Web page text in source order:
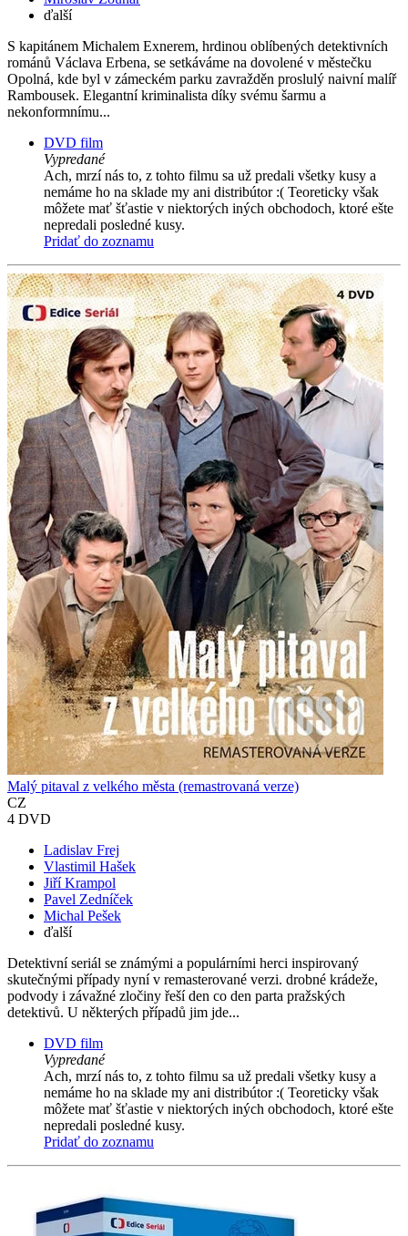
ďalší
S kapitánem Michalem Exnerem, hrdinou oblíbených detektivních
románů Václava Erbena, se setkáváme na dovolené v městečku
Opolná, kde byl v zámeckém parku zavražděn proslulý naivní malíř
Rambousek. Elegantní kriminalista díky svému šarmu a
nekonformnímu...
DVD film
Vypredané
Ach, mrzí nás to, z tohto filmu sa už predali všetky kusy a
nemáme ho na sklade my ani distribútor :( Teoreticky však
môžete mať šťastie v niektorých iných obchodoch, ktoré ešte
nepredali posledné kusy.
Pridať do zoznamu
Malý pitaval z velkého města (remastrovaná verze)
CZ
4 DVD
Ladislav Frej
Vlastimil Hašek
Jiří Krampol
Pavel Zedníček
Michal Pešek
ďalší
Detektivní seriál se známými a populárními herci inspirovaný
skutečnými případy nyní v remasterované verzi. drobné krádeže,
podvody i závažné zločiny řeší den co den parta pražských
detektivů. U některých případů jim jde...
DVD film
Vypredané
Ach, mrzí nás to, z tohto filmu sa už predali všetky kusy a
nemáme ho na sklade my ani distribútor :( Teoreticky však
môžete mať šťastie v niektorých iných obchodoch, ktoré ešte
nepredali posledné kusy.
Pridať do zoznamu